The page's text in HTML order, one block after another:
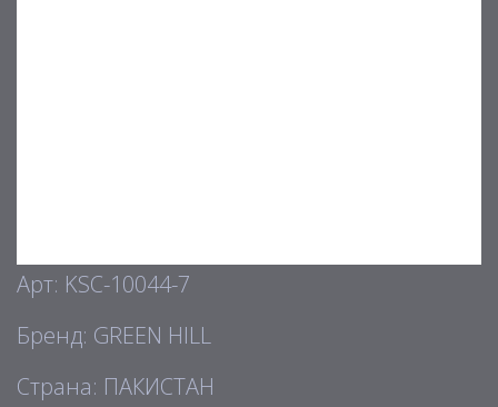
Арт: KSC-10044-7
Бренд: GREEN HILL
Страна: ПАКИСТАН